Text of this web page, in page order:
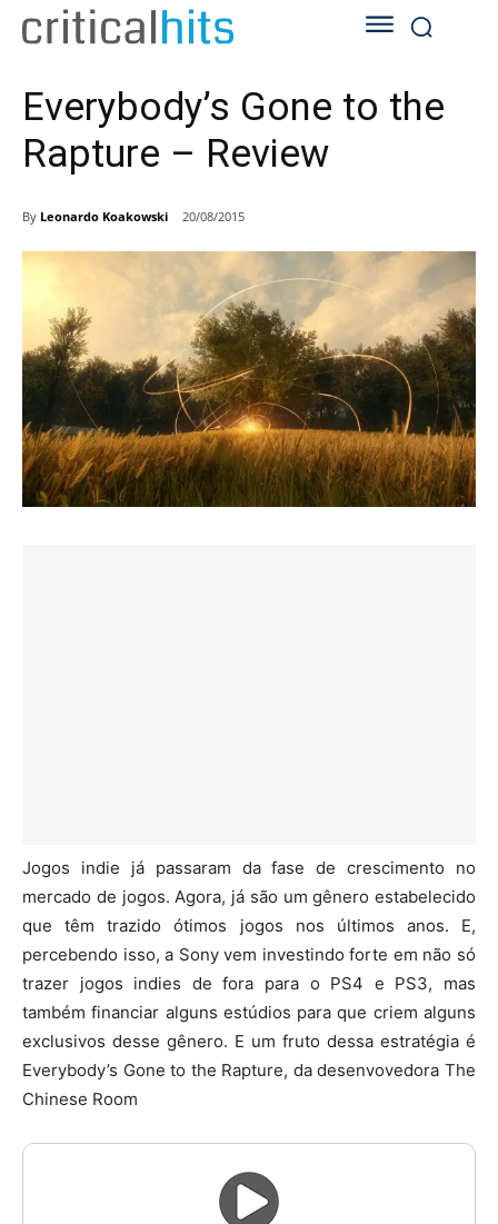
Everybody’s Gone to the
Rapture – Review
By Leonardo Koakowski 20/08/2015
Jogos indie já passaram da fase de crescimento no
mercado de jogos. Agora, já são um gênero estabelecido
que têm trazido ótimos jogos nos últimos anos. E,
percebendo isso, a Sony vem investindo forte em não só
trazer jogos indies de fora para o PS4 e PS3, mas
também financiar alguns estúdios para que criem alguns
exclusivos desse gênero. E um fruto dessa estratégia é
Everybody’s Gone to the Rapture, da desenvovedora The
Chinese Room